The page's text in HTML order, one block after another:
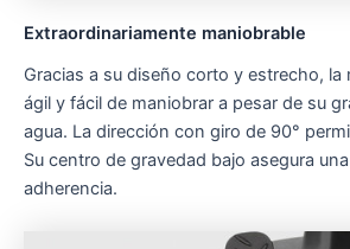
Extraordinariamente maniobrable
Gracias a su diseño corto y estrecho, la
ágil y fácil de maniobrar a pesar de su
agua. La dirección con giro de 90°
Su centro de gravedad bajo asegura
adherencia.